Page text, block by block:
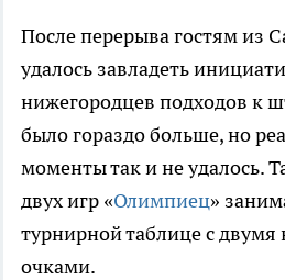
После перерыва гостям из
удалось завладеть
нижегородцев подходов к
было гораздо больше, но
моменты так и не удалось.
двух игр «Олимпиец»
турнирной таблице с
очками.